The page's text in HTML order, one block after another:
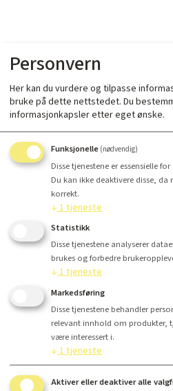
Personvern
Her kan du vurdere og tilpasse
bruke på dette nettstedet. Du
informasjonkapsler etter eget ønske.
Funksjonelle (nødvendig)
Disse tjenestene er essensielle
Du kan ikke deaktivere disse, da
korrekt.
↓ 1 tjeneste
Statistikk
Disse tjenestene analyserer
brukes og forbedre
↓ 1tjeneste
Markedsføring
Disse tjenestene behandler
relevant innhold om produkter,
være interessert i.
↓ 1tjeneste
Aktiver eller deaktiver alle